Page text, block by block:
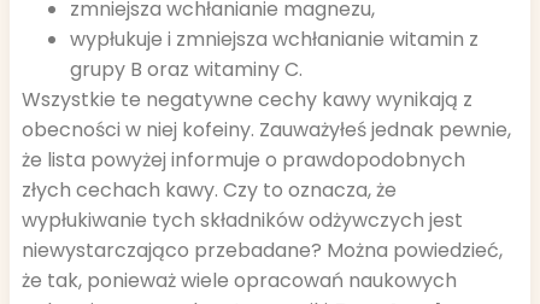
zmniejsza wchłanianie magnezu,
wypłukuje i zmniejsza wchłanianie witamin z
grupy B oraz witaminy C.
Wszystkie te negatywne cechy kawy wynikają z
obecności w niej kofeiny. Zauważyłeś jednak pewnie,
że lista powyżej informuje o prawdopodobnych
złych cechach kawy. Czy to oznacza, że
wypłukiwanie tych składników odżywczych jest
niewystarczająco przebadane? Można powiedzieć,
że tak, ponieważ wiele opracowań naukowych